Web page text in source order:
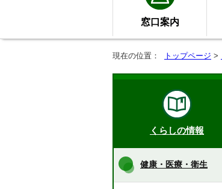
窓口案内
現在の位置： トップページ >
くらしの情報
健康・医療・衛生